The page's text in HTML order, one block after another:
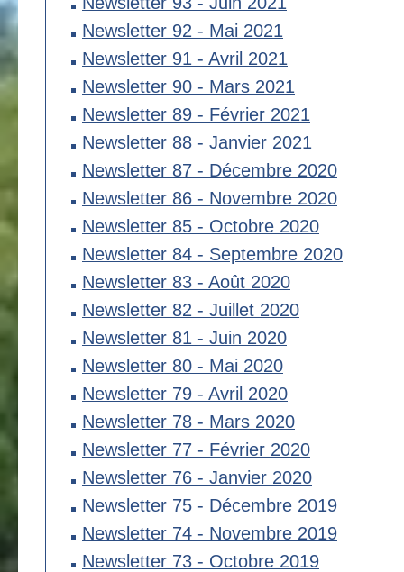
Newsletter 92 - Mai 2021
Newsletter 91 - Avril 2021
Newsletter 90 - Mars 2021
Newsletter 89 - Février 2021
Newsletter 88 - Janvier 2021
Newsletter 87 - Décembre 2020
Newsletter 86 - Novembre 2020
Newsletter 85 - Octobre 2020
Newsletter 84 - Septembre 2020
Newsletter 83 - Août 2020
Newsletter 82 - Juillet 2020
Newsletter 81 - Juin 2020
Newsletter 80 - Mai 2020
Newsletter 79 - Avril 2020
Newsletter 78 - Mars 2020
Newsletter 77 - Février 2020
Newsletter 76 - Janvier 2020
Newsletter 75 - Décembre 2019
Newsletter 74 - Novembre 2019
Newsletter 73 - Octobre 2019